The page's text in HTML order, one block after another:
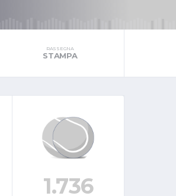
RASSEGNA
STAMPA
1.736